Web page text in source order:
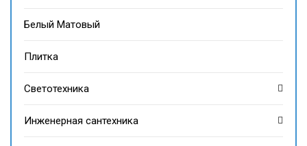
Белый Матовый
Плитка
Светотехника
Инженерная сантехника